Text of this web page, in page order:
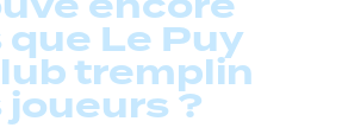
Le Puy
tremplin
?